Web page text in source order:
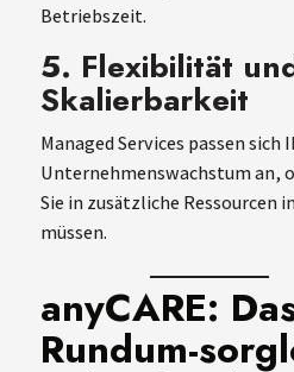
Betriebszeit.
5. Flexibilität
Skalierbarkeit
Managed Services passen sich
Unternehmenswachstum an,
Sie in zusätzliche Ressourcen
müssen.
anyCARE:
Rundum-